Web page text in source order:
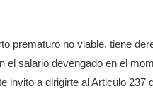
prematuro no viable, tiene
salario devengado en el
invito a dirigirte al Articulo 237